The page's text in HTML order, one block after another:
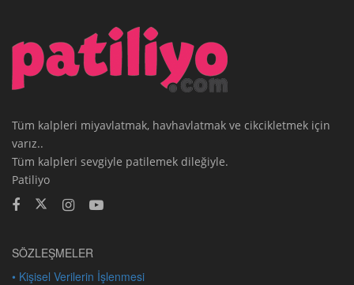
Tüm kalpleri miyavlatmak, havhavlatmak ve cikcikletmek için
varız..
Tüm kalpleri sevgiyle patilemek dileğiyle.
Patiliyo
SÖZLEŞMELER
• Kişisel Verilerin İşlenmesi